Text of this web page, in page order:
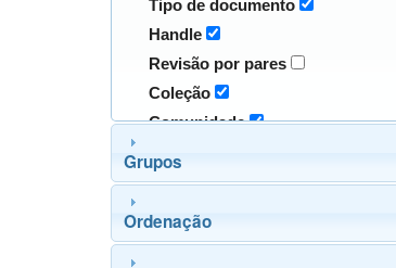
Tipo de documento
Handle
Revisão por pares
Coleção
Comunidade
Grupos
Ordenação